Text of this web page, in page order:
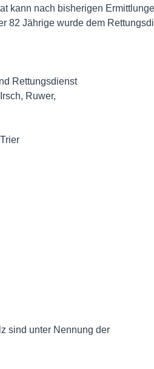
kann nach bisherigen
82 Jährige wurde dem
sind unter Nennung der